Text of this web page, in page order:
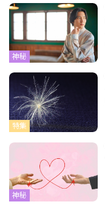
神秘
特集
神秘